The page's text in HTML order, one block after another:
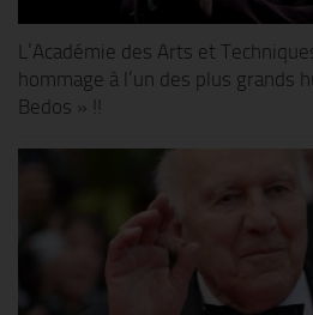
L’Académie des Arts et
hommage à l’un des plus grands
Bedos » !!